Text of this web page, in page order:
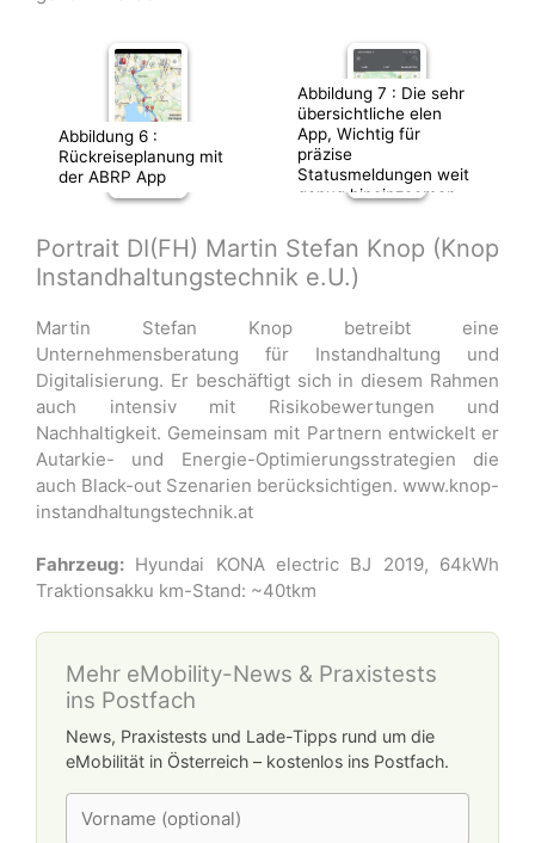
Abbildung 6 :
Rückreiseplanung mit
der ABRP App
Abbildung 7 : Die sehr
übersichtliche elen
App, Wichtig für
präzise
Statusmeldungen weit
genug hineinzoomen,
mehrere Stationen in
der Nähe und man
könnte die falsche (z.B
erwischen
Portrait DI(FH) Martin Stefan Knop (Knop
Instandhaltungstechnik e.U.)
Martin Stefan Knop betreibt eine
Unternehmensberatung für Instandhaltung und
Digitalisierung. Er beschäftigt sich in diesem Rahmen
auch intensiv mit Risikobewertungen und
Nachhaltigkeit. Gemeinsam mit Partnern entwickelt er
Autarkie- und Energie-Optimierungsstrategien die
auch Black-out Szenarien berücksichtigen. www.knop-
instandhaltungstechnik.at
Fahrzeug: Hyundai KONA electric BJ 2019, 64kWh
Traktionsakku km-Stand: ~40tkm
Mehr eMobility-News & Praxistests
ins Postfach
News, Praxistests und Lade-Tipps rund um die
eMobilität in Österreich – kostenlos ins Postfach.